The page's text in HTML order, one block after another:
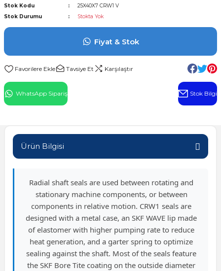
Rulman
Stok Kodu
25X40X7 CRW1 V
Stok Durumu
Stokta Yok
Fiyat & Stok
Tavsiye Et Karşılaştır
WhatsApp Sipariş Stok Bilgi
Ürün Bilgisi
Radial shaft seals are used between rotating and
stationary machine components, or between
components in relative motion. CRW1 seals are
designed with a metal case, an SKF WAVE lip made
of elastomer with higher pumping rate to reduce
heat generation, and a garter spring to optimize
sealing against the shaft. Most of the seals feature
the SKF Bore Tite coating on the outside diameter